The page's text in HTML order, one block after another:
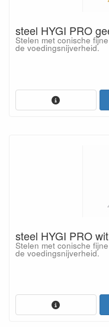
steel HYGI PRO
Stelen met conische
de voedingsnijverheid.
steel HYGI PRO
Stelen met conische
de voedingsnijverheid.